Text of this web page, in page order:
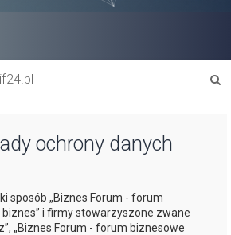
ochrony danych
sposób „Biznes Forum - forum
i firmy stowarzyszone zwane
„Biznes Forum - forum biznesowe